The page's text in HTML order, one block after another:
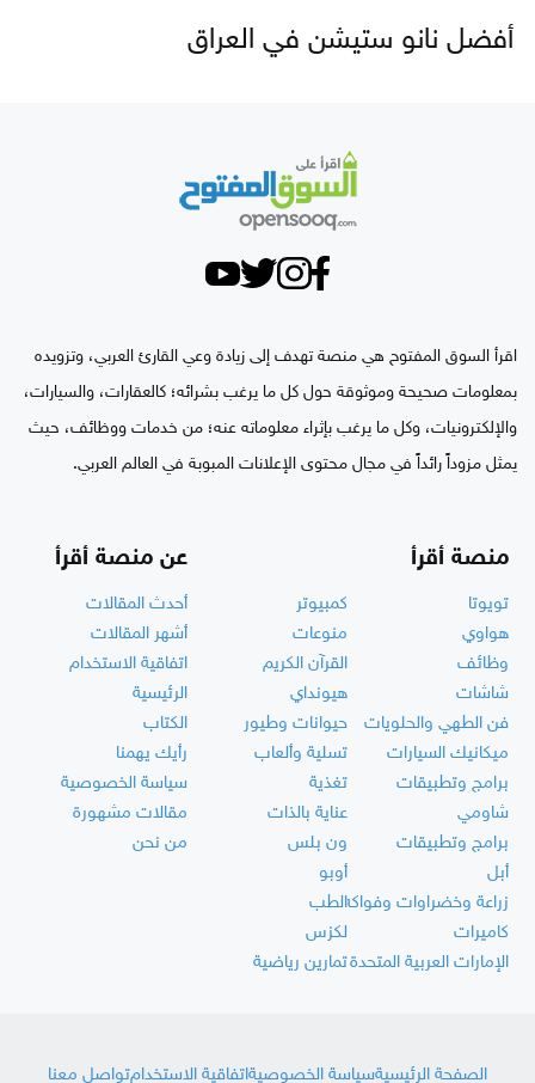
أفضل نانو ستيشن في العراق
اقرأ السوق المفتوح هي منصة تهدف إلى زيادة وعي القارئ العربي، وتزويده
بمعلومات صحيحة وموثوقة حول كل ما يرغب بشرائه؛ كالعقارات، والسيارات،
والإلكترونيات، وكل ما يرغب بإثراء معلوماته عنه؛ من خدمات ووظائف، حيث
يمثل مزوداً رائداً في مجال محتوى الإعلانات المبوبة في العالم العربي.
منصة أقرأ
تويوتا
كمبيوتر
هواوي
منوعات
وظائف
القرآن الكريم
شاشات
هيونداي
فن الطهي والحلويات
حيوانات وطيور
ميكانيك السيارات
تسلية وألعاب
برامج وتطبيقات
تغذية
شاومي
عناية بالذات
برامج وتطبيقات
ون بلس
أبل
أوبو
زراعة وخضراوات وفواكهالطب
كاميرات
لكزس
الإمارات العربية المتحدةتمارين رياضية
عن منصة أقرأ
أحدث المقالات
أشهر المقالات
اتفاقية الاستخدام
الرئيسية
الكتاب
رأيك يهمنا
سياسة الخصوصية
مقالات مشهورة
من نحن
الصفحة الرئيسيةسياسة الخصوصيةاتفاقية الاستخدامتواصل معنا